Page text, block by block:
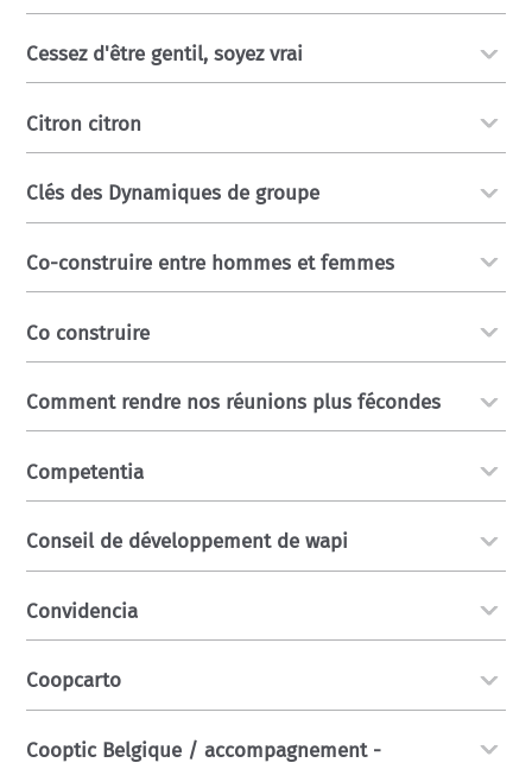
Cessez d'être gentil, soyez vrai
Citron citron
Clés des Dynamiques de groupe
Co-construire entre hommes et femmes
Co construire
Comment rendre nos réunions plus fécondes
Competentia
Conseil de développement de wapi
Convidencia
Coopcarto
Cooptic Belgique / accompagnement -